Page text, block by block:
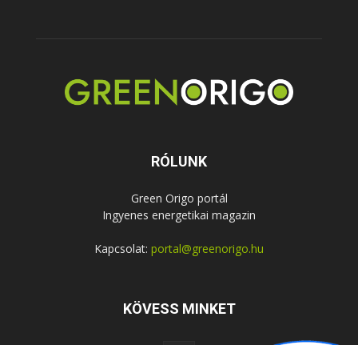
RÓLUNK
Green Origo portál
Ingyenes energetikai magazin
Kapcsolat: portal@greenorigo.hu
KÖVESS MINKET